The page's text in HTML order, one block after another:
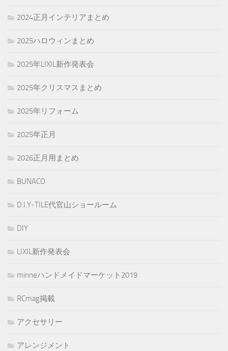
2024正月インテリアまとめ
2025ハロウィンまとめ
2025年LIXIL新作発表会
2025年クリスマスまとめ
2025年リフォーム
2025年正月
2026正月用まとめ
BUNACO
D.I.Y-TILE代官山ショールーム
DIY
LIXIL新作発表会
minneハンドメイドマーケット2019
RCmag掲載
アクセサリー
アレンジメント